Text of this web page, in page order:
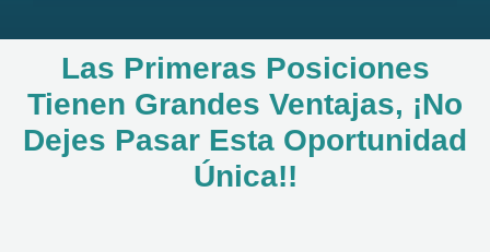
Las Primeras Posiciones
Tienen Grandes Ventajas, ¡no
Dejes Pasar Esta Oportunidad
Única!!